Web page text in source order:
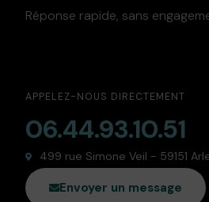
Réponse rapide, sans
APPELEZ-NOUS DIRECTEMENT
06.44.93.10.51
499 rue Simone Veil - 59151
Envoyer un message